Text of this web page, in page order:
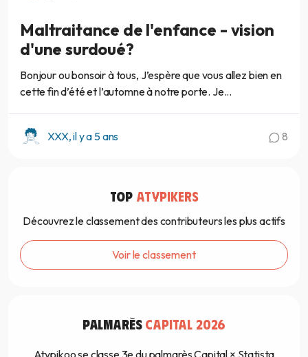
Maltraitance de l'enfance - vision
d'une surdoué?
Bonjour ou bonsoir à tous, J’espère que vous allez bien en
cette fin d’été et l’automne à notre porte. Je...
XXX, il y a 5 ans 8
TOP ATYPIKERS
Découvrez le classement des contributeurs les plus actifs
Voir le classement
PALMARÈS CAPITAL 2026